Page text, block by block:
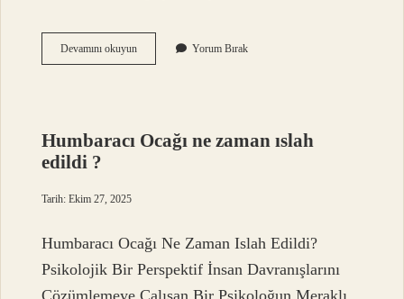
Devamını okuyunKaktüs
çiçeği
Yorum Bırak
Humbaracı Ocağı ne zaman ıslah
edildi ?
Tarih: Ekim 27, 2025
Humbaracı Ocağı Ne Zaman Islah Edildi?
Psikolojik Bir Perspektif İnsan Davranışlarını